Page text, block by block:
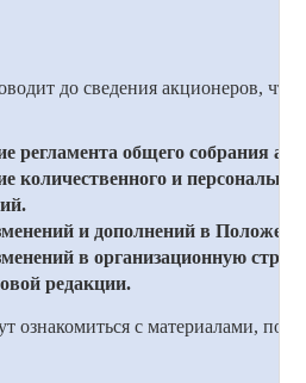
до сведения акционеров, что
регламента общего собрания
и
и дополнений в
в организационную
редакции.
ознакомиться с материалами,